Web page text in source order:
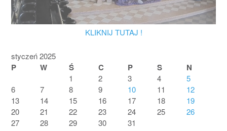
KLIKNIJ TUTAJ !
styczeń 2025
P W Ś C P S N
1 2 3 4
5
6
7 8 9 10 11
12
13
14 15 16 17 18
19
20
21 22 23 24 25
26
27
28 29 30 31